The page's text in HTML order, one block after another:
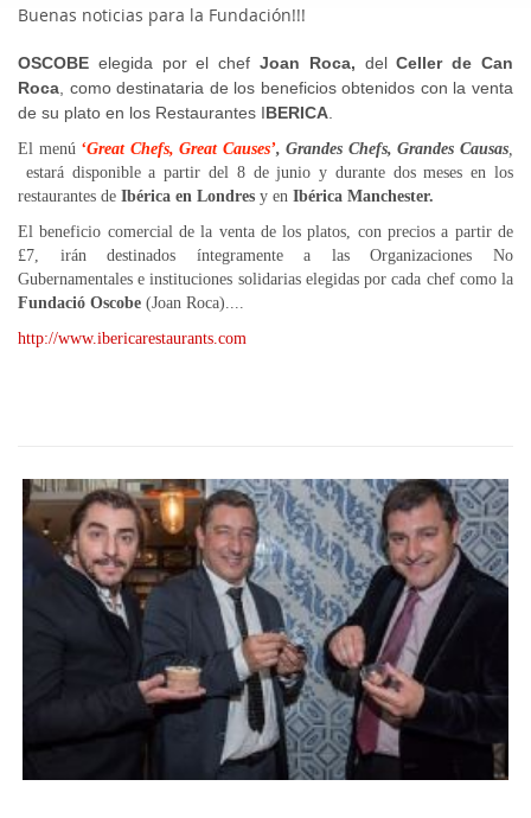
Buenas noticias para la Fundación!!!
OSCOBE elegida por el chefJoan Roca, delCeller de Can
Roca , como destinataria de los beneficios obtenidos con la venta
de su plato en los Restaurantes IBERICA
El menú ‘Great Chefs, Great Causes’, Grandes Chefs, Grandes Causas,
estará disponible a partir del 8 de junio y durante dos meses en los
restaurantes de Ibérica en Londres y en Ibérica Manchester.
El beneficio comercial de la venta de los platos, con precios a partir de
£7, irán destinados íntegramente a las Organizaciones No
Gubernamentales e instituciones solidarias elegidas por cada chef como la
Fundació Oscobe (Joan Roca)....
http://www.ibericarestaurants.com